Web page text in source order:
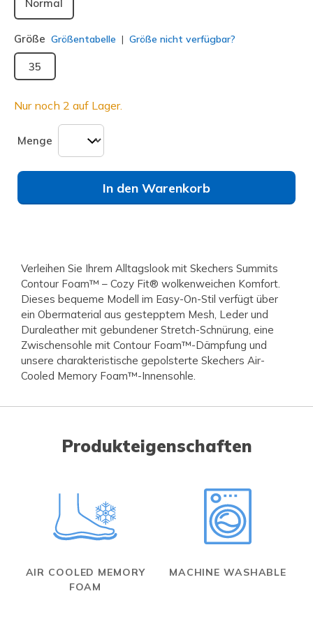
Normal
Größe Größentabelle Größe nicht verfügbar?
35
Nur noch 2 auf Lager.
Menge
In den Warenkorb
Verleihen Sie Ihrem Alltagslook mit Skechers Summits
Contour Foam™ – Cozy Fit® wolkenweichen Komfort.
Dieses bequeme Modell im Easy-On-Stil verfügt über
ein Obermaterial aus gestepptem Mesh, Leder und
Duraleather mit gebundener Stretch-Schnürung, eine
Zwischensohle mit Contour Foam™-Dämpfung und
unsere charakteristische gepolsterte Skechers Air-
Cooled Memory Foam™-Innensohle.
Produkteigenschaften
AIR COOLED MEMORY
FOAM
MACHINE WASHABLE